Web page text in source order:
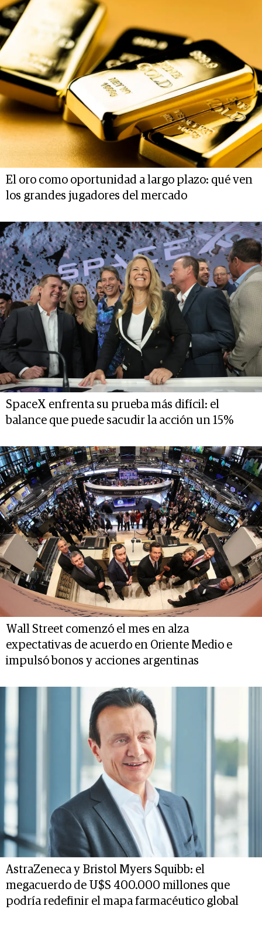
El oro como oportunidad a largo plazo: qué ven
los grandes jugadores del mercado
SpaceX enfrenta su prueba más difícil: el
balance que puede sacudir la acción un 15%
Wall Street comenzó el mes en alza
expectativas de acuerdo en Oriente Medio e
impulsó bonos y acciones argentinas
AstraZeneca y Bristol Myers Squibb: el
megacuerdo de U$S 400.000 millones que
podría redefinir el mapa farmacéutico global